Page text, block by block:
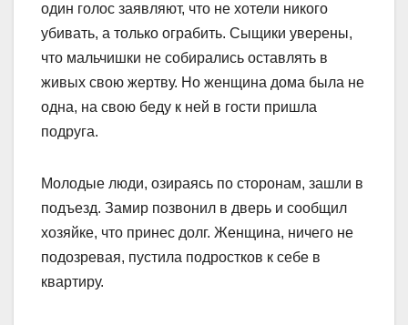
один голос заявляют, что не хотели никого
убивать, а только ограбить. Сыщики уверены,
что мальчишки не собирались оставлять в
живых свою жертву. Но женщина дома была не
одна, на свою беду к ней в гости пришла
подруга.
Молодые люди, озираясь по сторонам, зашли в
подъезд. Замир позвонил в дверь и сообщил
хозяйке, что принес долг. Женщина, ничего не
подозревая, пустила подростков к себе в
квартиру.